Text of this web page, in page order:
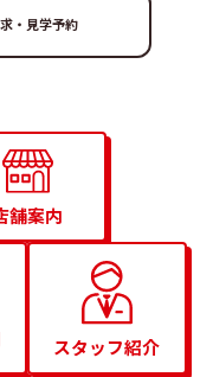
舗案内
スタッフ紹介